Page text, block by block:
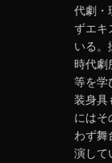
代劇・
ずエキ
いる。
時代劇
等を学
装身具
にはそ
わず舞
演して